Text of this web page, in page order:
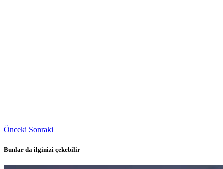
Önceki Sonraki
Bunlar da ilginizi çekebilir